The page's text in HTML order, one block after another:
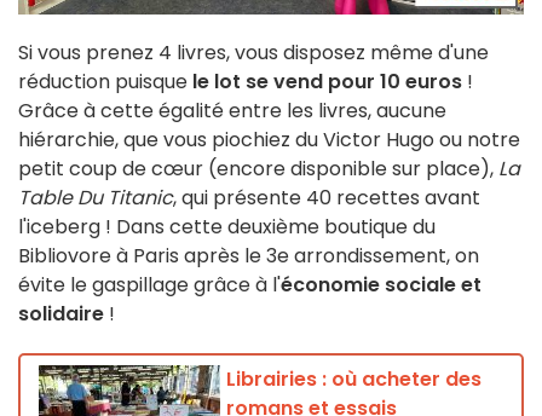
Si vous prenez 4 livres, vous disposez même d'une
réduction puisque le lot se vend pour 10 euros !
Grâce à cette égalité entre les livres, aucune
hiérarchie, que vous piochiez du Victor Hugo ou notre
petit coup de cœur (encore disponible sur place), La
Table Du Titanic, qui présente 40 recettes avant
l'iceberg ! Dans cette deuxième boutique du
Bibliovore à Paris après le 3e arrondissement, on
évite le gaspillage grâce à l'économie sociale et
solidaire !
Librairies : où acheter des
romans et essais